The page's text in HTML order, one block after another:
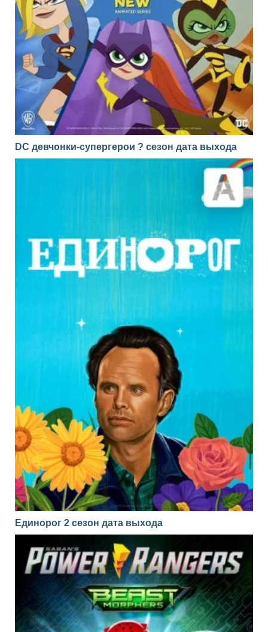
DC девчонки-супергерои ? сезон дата выхода
Единорог 2 сезон дата выхода